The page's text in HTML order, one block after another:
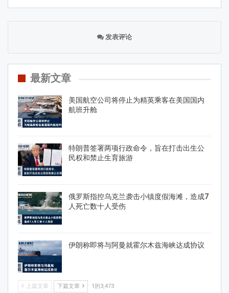
发表评论
最新文章
美国航空公司将停止为精英乘客在美国国内
航班升舱
特朗普签署两项行政命令，旨在打击出生公
民权和禁止生育旅游
俄罗斯指控乌克兰袭击小镇度假海滩，造成7
人死亡数十人受伤
伊朗称即将与阿曼就霍尔木兹海峡达成协议
上篇文章 下篇文章 1的3,473